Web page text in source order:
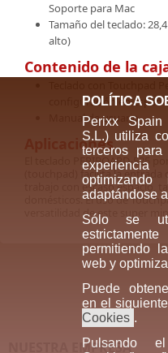
Soporte para Mac
Tamaño del teclado:
alto)
Contenido de la
configuración en
Manual de usuario
Aplicaciones
El teclado PERIBOARD-525
(touchpad) facilita la
trabajo con escaso espacio,
domésticos. El uso de
versatilidad de este super
NUESTRA EMPRESA
POLÍTICA
Perixx Spain
S.L.) utiliza
terceros
adaptándose
Sólo se
permitiendo
web y
Puede
en el
Cookies .
Pulsando